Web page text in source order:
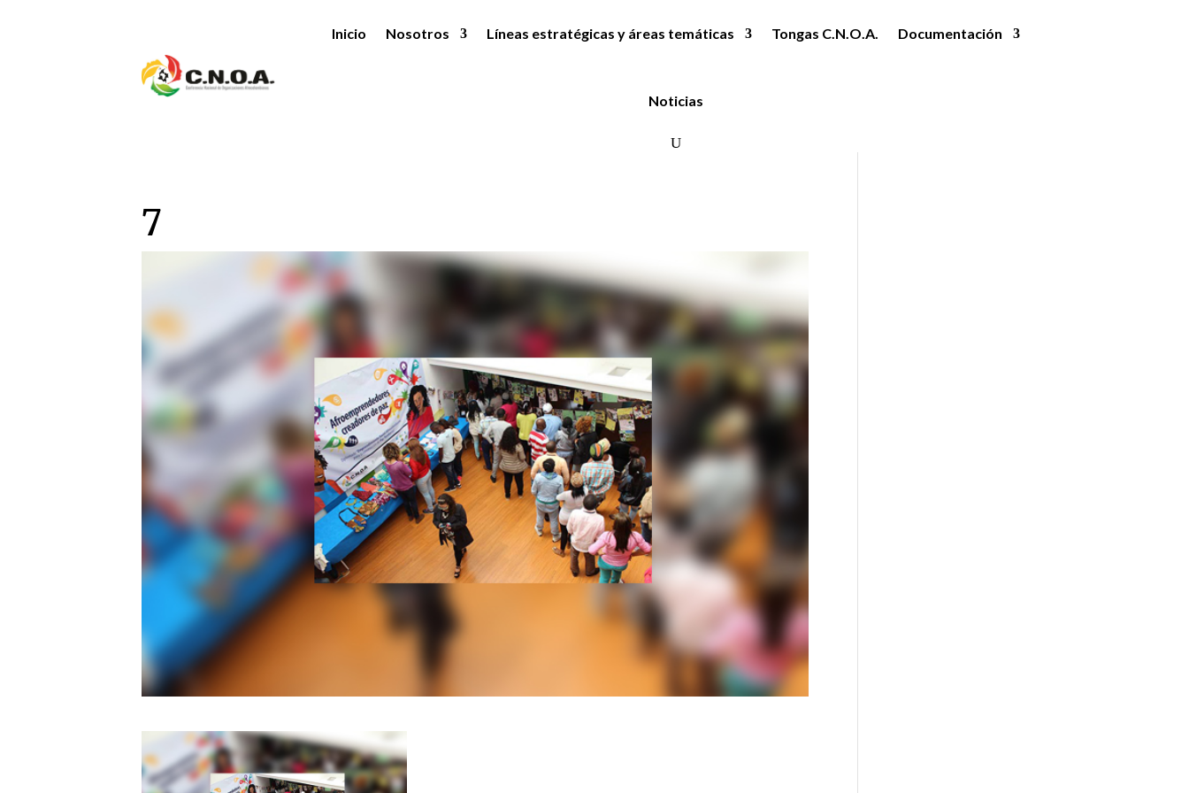
Inicio Nosotros Líneas estratégicas y áreas temáticas Tongas C.N.O.A. Documentación
Noticias
7